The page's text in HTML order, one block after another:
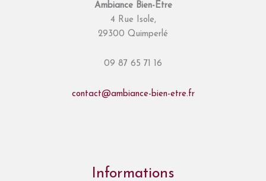
Ambiance Bien-Être
4 Rue Isole,
29300 Quimperlé
09 87 65 71 16
contact@ambiance-bien-etre.fr
Informations